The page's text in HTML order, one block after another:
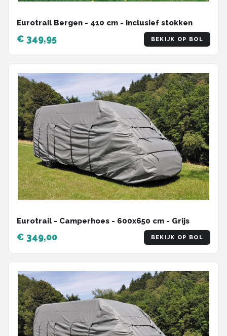
Eurotrail Bergen - 410 cm - inclusief stokken
€ 349,95 BEKIJK OP BOL
Eurotrail - Camperhoes - 600x650 cm - Grijs
€ 349,00 BEKIJK OP BOL